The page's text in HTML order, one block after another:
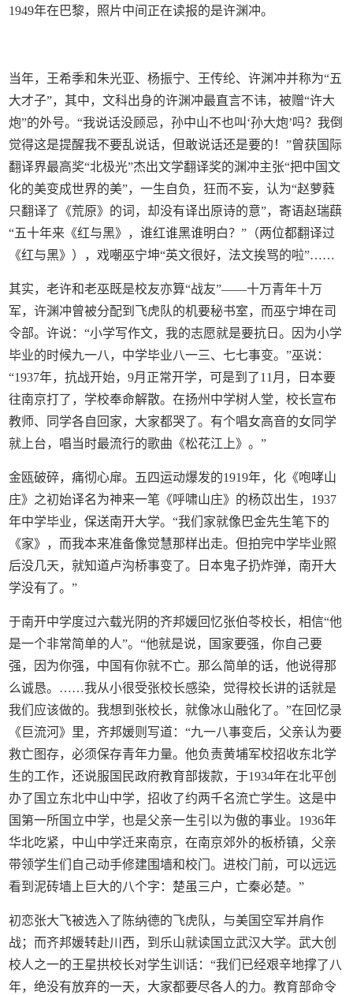
1949年在巴黎，照片中间正在读报的是许渊冲。
当年，王希季和朱光亚、杨振宁、王传纶、许渊冲并称为“五
大才子”，其中，文科出身的许渊冲最直言不讳，被赠“许大
炮”的外号。“我说话没顾忌，孙中山不也叫‘孙大炮’吗？我倒
觉得这是提醒我不要乱说话，但敢说话还是要的！”曾获国际
翻译界最高奖“北极光”杰出文学翻译奖的渊冲主张“把中国文
化的美变成世界的美”，一生自负，狂而不妄，认为“赵萝蕤
只翻译了《荒原》的词，却没有译出原诗的意”，寄语赵瑞蕻
“五十年来《红与黑》，谁红谁黑谁明白？”（两位都翻译过
《红与黑》），戏嘲巫宁坤“英文很好，法文挨骂的啦”……
其实，老许和老巫既是校友亦算“战友”——十万青年十万
军，许渊冲曾被分配到飞虎队的机要秘书室，而巫宁坤在司
令部。许说：“小学写作文，我的志愿就是要抗日。因为小学
毕业的时候九一八，中学毕业八一三、七七事变。”巫说：
“1937年，抗战开始，9月正常开学，可是到了11月，日本要
往南京打了，学校奉命解散。在扬州中学树人堂，校长宣布
教师、同学各自回家，大家都哭了。有个唱女高音的女同学
就上台，唱当时最流行的歌曲《松花江上》。”
金瓯破碎，痛彻心扉。五四运动爆发的1919年，化《咆哮山
庄》之初始译名为神来一笔《呼啸山庄》的杨苡出生，1937
年中学毕业，保送南开大学。“我们家就像巴金先生笔下的
《家》，而我本来准备像觉慧那样出走。但拍完中学毕业照
后没几天，就知道卢沟桥事变了。日本鬼子扔炸弹，南开大
学没有了。”
于南开中学度过六载光阴的齐邦媛回忆张伯苓校长，相信“他
是一个非常简单的人”。“他就是说，国家要强，你自己要
强，因为你强，中国有你就不亡。那么简单的话，他说得那
么诚恳。……我从小很受张校长感染，觉得校长讲的话就是
我们应该做的。我想到张校长，就像冰山融化了。”在回忆录
《巨流河》里，齐邦媛则写道：“九一八事变后，父亲认为要
救亡图存，必须保存青年力量。他负责黄埔军校招收东北学
生的工作，还说服国民政府教育部拨款，于1934年在北平创
办了国立东北中山中学，招收了约两千名流亡学生。这是中
国第一所国立中学，也是父亲一生引以为傲的事业。1936年
华北吃紧，中山中学迁来南京，在南京郊外的板桥镇，父亲
带领学生们自己动手修建围墙和校门。进校门前，可以远远
看到泥砖墙上巨大的八个字：楚虽三户，亡秦必楚。”
初恋张大飞被选入了陈纳德的飞虎队，与美国空军并肩作
战；而齐邦媛转赴川西，到乐山就读国立武汉大学。武大创
校人之一的王星拱校长对学生训话：“我们已经艰辛地撑了八
年，绝没有放弃的一天，大家都要尽各人的力。教育部命令